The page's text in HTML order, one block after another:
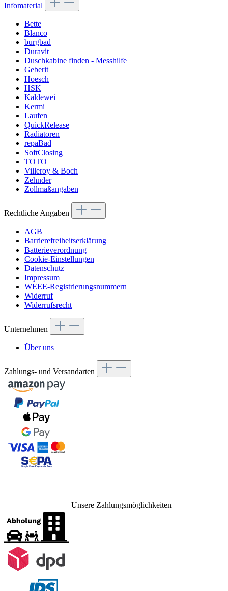
Infomaterial
Bette
Blanco
burgbad
Duravit
Duschkabine finden - Messhilfe
Geberit
Hoesch
HSK
Kaldewei
Kermi
Laufen
QuickRelease
Radiatoren
repaBad
SoftClosing
TOTO
Villeroy & Boch
Zehnder
Zollmaßangaben
Rechtliche Angaben
AGB
Barrierefreiheitserklärung
Batterieverordnung
Cookie-Einstellungen
Datenschutz
Impressum
WEEE-Registrierungsnummern
Widerruf
Widerrufsrecht
Unternehmen
Über uns
Zahlungs- und Versandarten
Unsere Zahlungsmöglichkeiten